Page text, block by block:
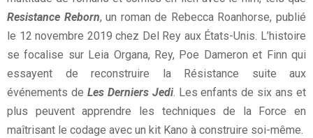
Resistance Reborn, un roman de Rebecca Roanhorse, publié
le 12 novembre 2019 chez Del Rey aux États-Unis. L’histoire
se focalise sur Leia Organa, Rey, Poe Dameron et Finn qui
essayent de reconstruire la Résistance suite aux
événements de Les Derniers Jedi. Les enfants de six ans et
plus peuvent apprendre les techniques de la Force en
maîtrisant le codage avec un kit Kano à construire soi-même.